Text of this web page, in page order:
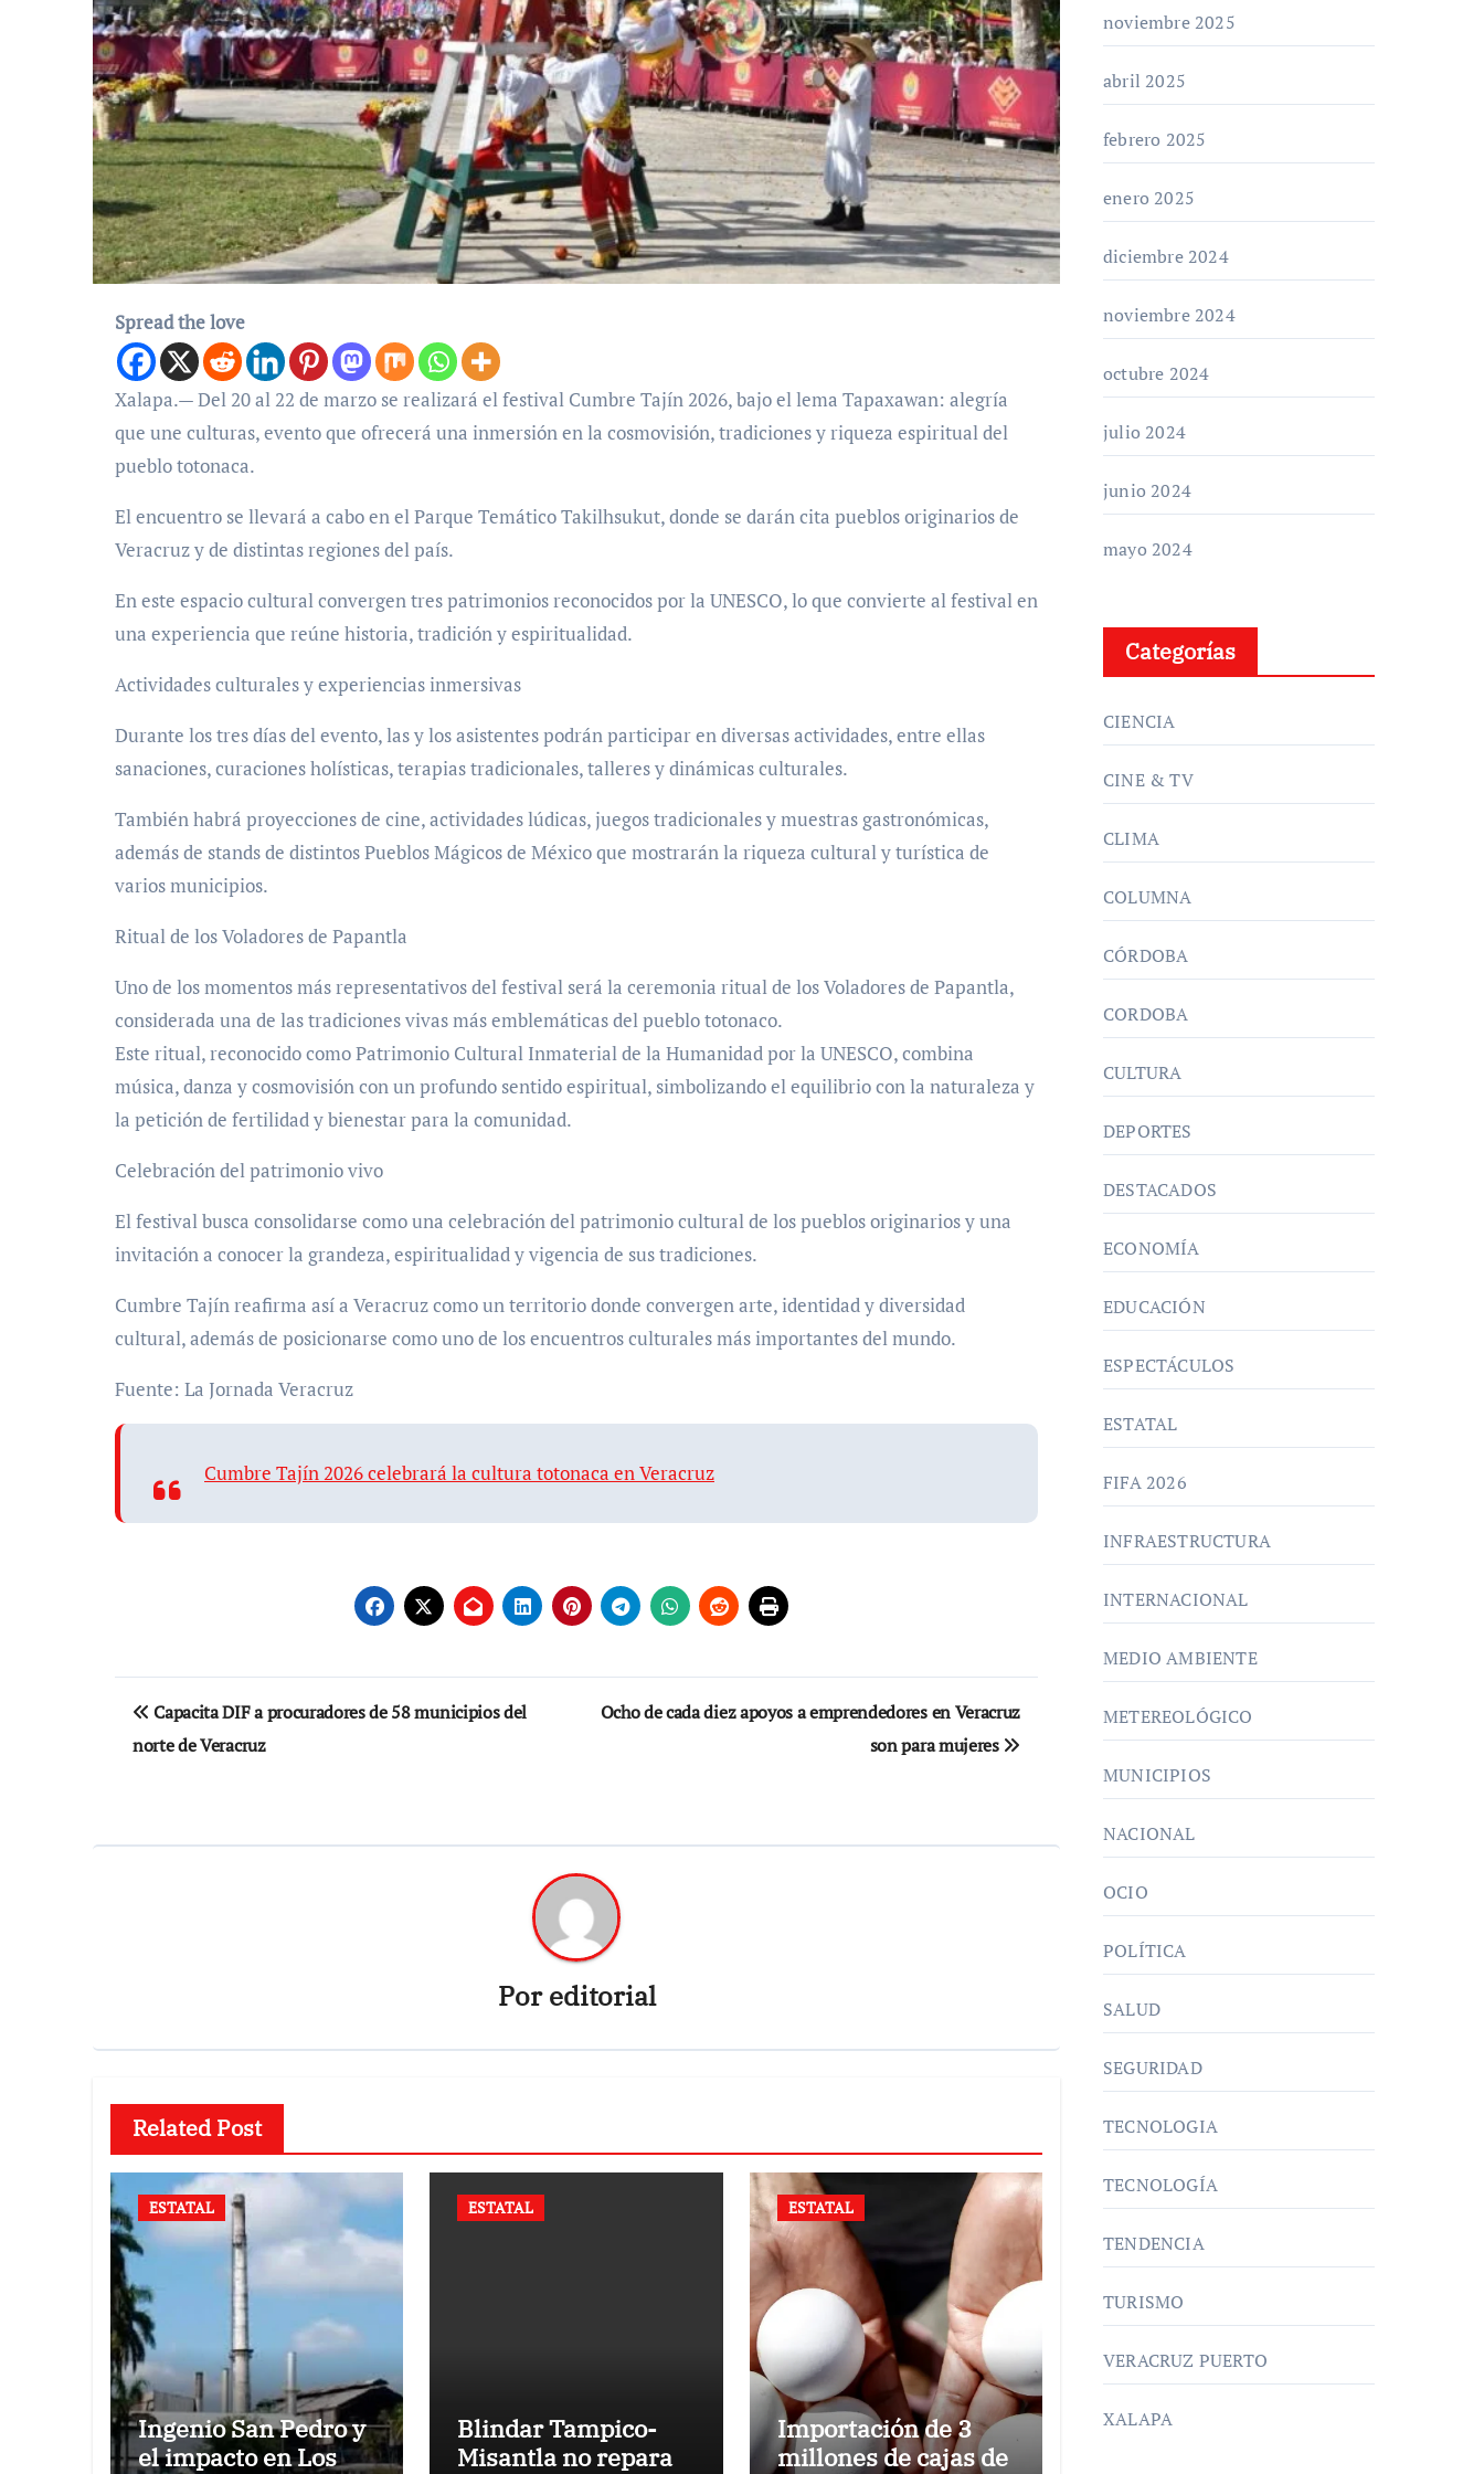
Spread the love
Xalapa.— Del 20 al 22 de marzo se realizará el festival Cumbre Tajín 2026, bajo el lema Tapaxawan: alegría
que une culturas, evento que ofrecerá una inmersión en la cosmovisión, tradiciones y riqueza espiritual del
pueblo totonaca.
El encuentro se llevará a cabo en el Parque Temático Takilhsukut, donde se darán cita pueblos originarios de
Veracruz y de distintas regiones del país.
En este espacio cultural convergen tres patrimonios reconocidos por la UNESCO, lo que convierte al festival en
una experiencia que reúne historia, tradición y espiritualidad.
Actividades culturales y experiencias inmersivas
Durante los tres días del evento, las y los asistentes podrán participar en diversas actividades, entre ellas
sanaciones, curaciones holísticas, terapias tradicionales, talleres y dinámicas culturales.
También habrá proyecciones de cine, actividades lúdicas, juegos tradicionales y muestras gastronómicas,
además de stands de distintos Pueblos Mágicos de México que mostrarán la riqueza cultural y turística de
varios municipios.
Ritual de los Voladores de Papantla
Uno de los momentos más representativos del festival será la ceremonia ritual de los Voladores de Papantla,
considerada una de las tradiciones vivas más emblemáticas del pueblo totonaco.
Este ritual, reconocido como Patrimonio Cultural Inmaterial de la Humanidad por la UNESCO, combina
música, danza y cosmovisión con un profundo sentido espiritual, simbolizando el equilibrio con la naturaleza y
la petición de fertilidad y bienestar para la comunidad.
Celebración del patrimonio vivo
El festival busca consolidarse como una celebración del patrimonio cultural de los pueblos originarios y una
invitación a conocer la grandeza, espiritualidad y vigencia de sus tradiciones.
Cumbre Tajín reafirma así a Veracruz como un territorio donde convergen arte, identidad y diversidad
cultural, además de posicionarse como uno de los encuentros culturales más importantes del mundo.
Fuente: La Jornada Veracruz
Cumbre Tajín 2026 celebrará la cultura totonaca en Veracruz
Navegación
de
Capacita DIF a procuradores de 58 municipios del
norte de Veracruz
Ocho de cada diez apoyos a emprendedores en Veracruz
son para mujeres
Poreditorial
Related Post
ESTATAL
Ingenio San Pedro y
el impacto en Los
ESTATAL
Blindar Tampico-
Misantla no repara
ESTATAL
Importación de 3
millones de cajas de
noviembre 2025
abril 2025
febrero 2025
enero 2025
diciembre 2024
noviembre 2024
octubre 2024
julio 2024
junio 2024
mayo 2024
Categorías
CIENCIA
CINE & TV
CLIMA
COLUMNA
CÓRDOBA
CORDOBA
CULTURA
DEPORTES
DESTACADOS
ECONOMÍA
EDUCACIÓN
ESPECTÁCULOS
ESTATAL
FIFA 2026
INFRAESTRUCTURA
INTERNACIONAL
MEDIO AMBIENTE
METEREOLÓGICO
MUNICIPIOS
NACIONAL
OCIO
POLÍTICA
SALUD
SEGURIDAD
TECNOLOGIA
TECNOLOGÍA
TENDENCIA
TURISMO
VERACRUZ PUERTO
XALAPA